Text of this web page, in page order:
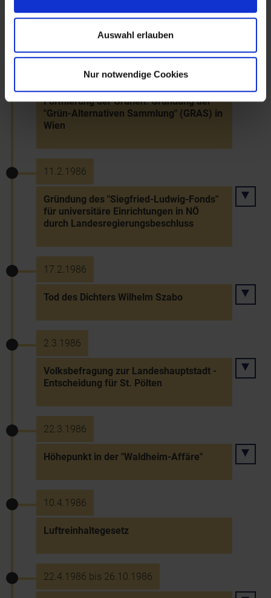
Auswahl erlauben
Nur notwendige Cookies
86 Kinos, 634 Postämter und 460.000
Formierung der Grünen: Gründung der
"Grün-Alternativen Sammlung" (GRAS) in
Wien
11.2.1986
Gründung des "Siegfried-Ludwig-Fonds"
für universitäre Einrichtungen in NÖ
durch Landesregierungsbeschluss
17.2.1986
Tod des Dichters Wilhelm Szabo
2.3.1986
Volksbefragung zur Landeshauptstadt -
Entscheidung für St. Pölten
22.3.1986
Höhepunkt in der "Waldheim-Affäre"
10.4.1986
Luftreinhaltegesetz
22.4.1986 bis 26.10.1986